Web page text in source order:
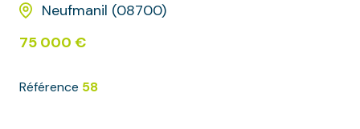
Neufmanil (08700)
75 000 €
Référence 58